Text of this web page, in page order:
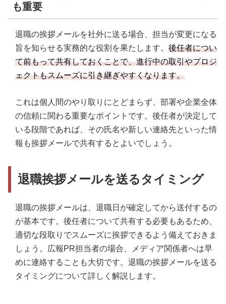
も重要
退職の挨拶メールを社外に送る場合、担当が変更になる
旨を知らせる実務的な役割を果たします。 後任者につい
て前もって共有しておくことで、進行中の取引やプロジ
ェクトもスムーズに引き継ぎやすくなります。
これは個人間のやり取りにとどまらず、部署や企業全体
の信頼に関わる重要なポイントです。後任者が決定して
いる段階であれば、その氏名や新しい連絡先といった情
報も挨拶メールで共有するとよいでしょう。
退職挨拶メールを送るタイミング
退職の挨拶メールは、退職日が確定してから送付するの
が基本です。後任者について共有する必要もあるため、
適切な段取りでスムーズに挨拶できるよう備えておきま
しょう。広報PR担当者の場合、メディア関係者へは早
めに連絡することも大切です。退職の挨拶メールを送る
タイミングについて詳しく解説します。